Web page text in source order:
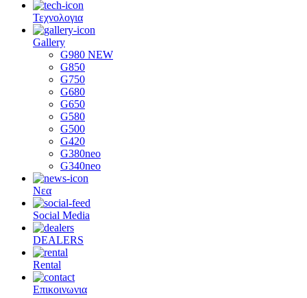
Τεχνολογια
Gallery
G980 NEW
G850
G750
G680
G650
G580
G500
G420
G380neo
G340neo
Νεα
Social Media
DEALERS
Rental
Επικοινωνια